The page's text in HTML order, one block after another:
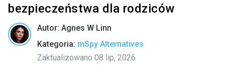
bezpieczeństwa dla rodziców
Autor: Agnes W Linn
Kategoria: mSpy Alternatives
Zaktualizowano 08 lip, 2026